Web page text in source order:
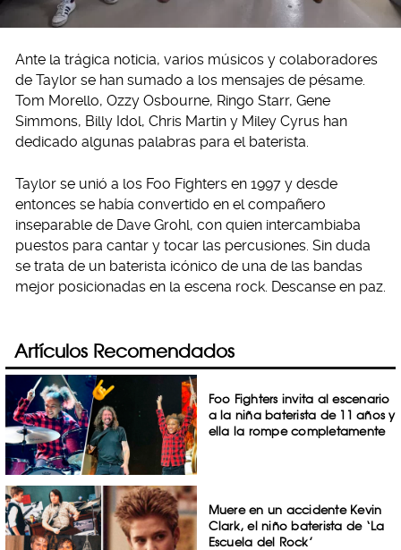
Ante la trágica noticia, varios músicos y colaboradores
de Taylor se han sumado a los mensajes de pésame.
Tom Morello, Ozzy Osbourne, Ringo Starr, Gene
Simmons, Billy Idol, Chris Martin y Miley Cyrus han
dedicado algunas palabras para el baterista.
Taylor se unió a los Foo Fighters en 1997 y desde
entonces se había convertido en el compañero
inseparable de Dave Grohl, con quien intercambiaba
puestos para cantar y tocar las percusiones. Sin duda
se trata de un baterista icónico de una de las bandas
mejor posicionadas en la escena rock. Descanse en paz.
Artículos Recomendados
Foo Fighters invita al escenario
a la niña baterista de 11 años y
ella la rompe completamente
Muere en un accidente Kevin
Clark, el niño baterista de ‘La
Escuela del Rock’